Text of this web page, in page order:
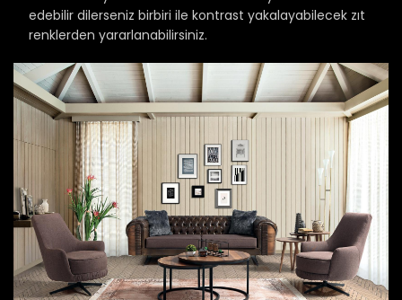
edebilir dilerseniz birbiri ile kontrast yakalayabilecek zıt
renklerden yararlanabilirsiniz.